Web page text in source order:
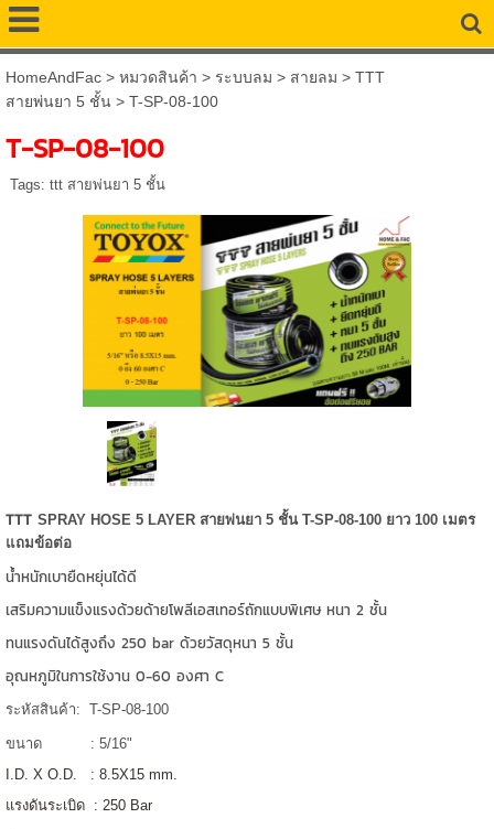
HomeAndFac> หมวดสินค้า > ระบบลม > สายลม > TTT
สายพ่นยา 5 ชั้น > T-SP-08-100
T-SP-08-100
Tags: ttt สายพ่นยา 5 ชั้น
TTT SPRAY HOSE 5 LAYER สายพ่นยา 5 ชั้น T-SP-08-100 ยาว 100 เมตร
แถมข้อต่อ
น้ำหนักเบายืดหยุ่นได้ดี
เสริมความแข็งแรงด้วยด้ายโพลีเอสเทอร์ถักแบบพิเศษ หนา 2 ชั้น
ทนแรงดันได้สูงถึง 250 bar ด้วยวัสดุหนา 5 ชั้น
อุณหภูมิในการใช้งาน 0-60 องศา C
ระหัสสินค้า: T-SP-08-100
ขนาด : 5/16"
I.D. X O.D. : 8.5X15 mm.
แรงดันระเบิด : 250 Bar